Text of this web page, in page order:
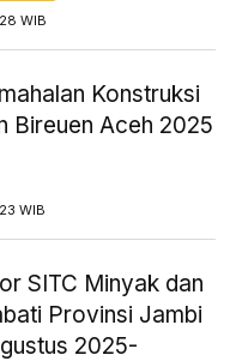
WIB
Konstruksi
Bireuen Aceh 2025
WIB
SITC Minyak dan
Provinsi Jambi
2025-